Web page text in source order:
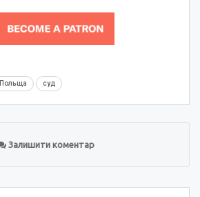
Польща суд
Залишити коментар